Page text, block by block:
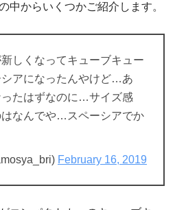
中からいくつかご紹介します。
しくなってキューブキュー
シアになったんやけど…あ
たはずなのに…サイズ感
なんでや…スペーシアでか
February 16, 2019